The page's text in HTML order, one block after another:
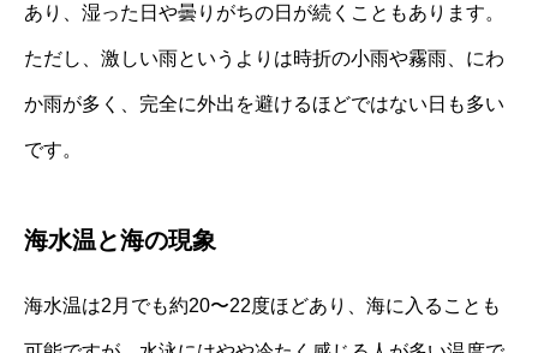
あり、湿った日や曇りがちの日が続くこともあります。
ただし、激しい雨というよりは時折の小雨や霧雨、にわ
か雨が多く、完全に外出を避けるほどではない日も多い
です。
海水温と海の現象
海水温は2月でも約20〜22度ほどあり、海に入ることも